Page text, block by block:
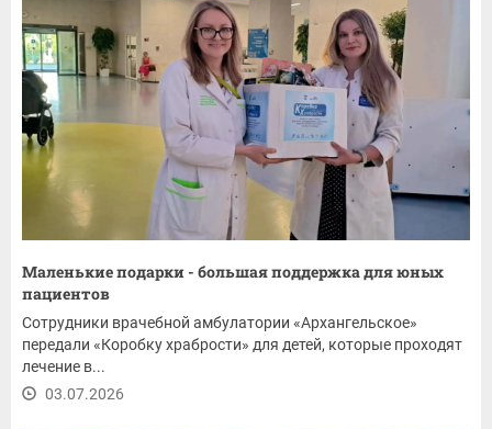
Маленькие подарки - большая поддержка для юных
пациентов
Сотрудники врачебной амбулатории «Архангельское»
передали «Коробку храбрости» для детей, которые проходят
лечение в...
03.07.2026